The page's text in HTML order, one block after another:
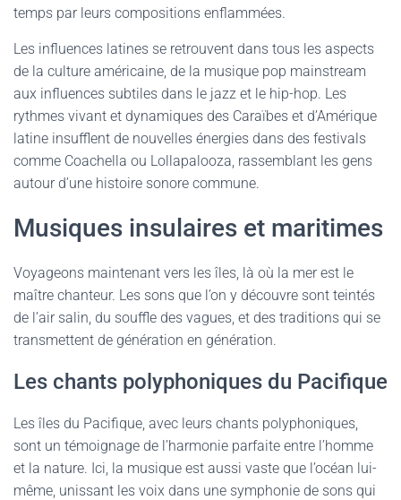
temps par leurs compositions enflammées.
Les influences latines se retrouvent dans tous les aspects
de la culture américaine, de la musique pop mainstream
aux influences subtiles dans le jazz et le hip-hop. Les
rythmes vivant et dynamiques des Caraïbes et d’Amérique
latine insufflent de nouvelles énergies dans des festivals
comme Coachella ou Lollapalooza, rassemblant les gens
autour d’une histoire sonore commune.
Musiques insulaires et maritimes
Voyageons maintenant vers les îles, là où la mer est le
maître chanteur. Les sons que l’on y découvre sont teintés
de l’air salin, du souffle des vagues, et des traditions qui se
transmettent de génération en génération.
Les chants polyphoniques du Pacifique
Les îles du Pacifique, avec leurs chants polyphoniques,
sont un témoignage de l’harmonie parfaite entre l’homme
et la nature. Ici, la musique est aussi vaste que l’océan lui-
même, unissant les voix dans une symphonie de sons qui